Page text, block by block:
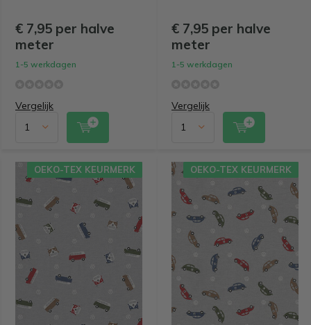
€ 7,95 per halve
meter
1-5 werkdagen
Vergelijk
€ 7,95 per halve
meter
1-5 werkdagen
Vergelijk
OEKO-TEX KEURMERK OEKO-TEX KEURMERK